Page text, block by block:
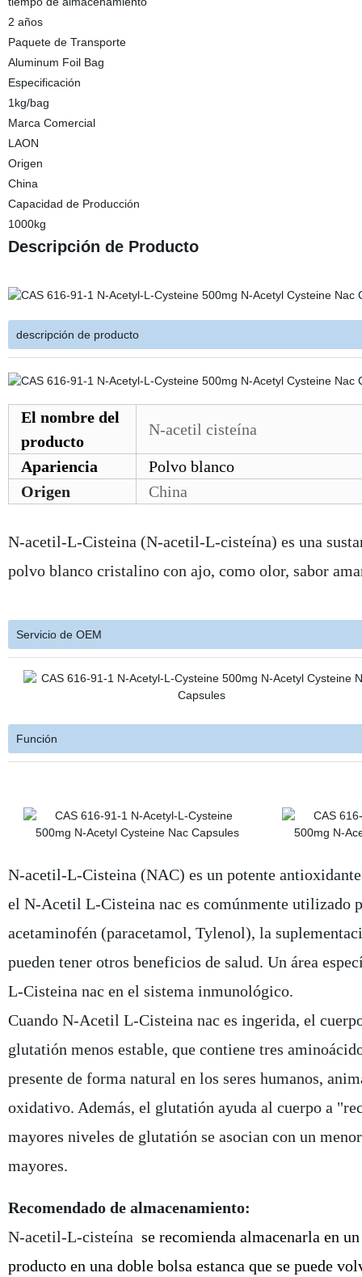
2 años
Paquete de Transporte
Aluminum Foil Bag
Especificación
1kg/bag
Marca Comercial
LAON
Origen
China
Capacidad de Producción
1000kg
Descripción de Producto
descripción de producto
El nombre del
producto
N-acetil cisteína
Apariencia
Polvo blanco
Origen
China
N-acetil-L-Cisteina (N-acetil-L-cisteína) es una
polvo blanco cristalino con ajo, como olor, sabor
Servicio de OEM
Función
N-acetil-L-Cisteina (NAC) es un potente
el N-Acetil L-Cisteina nac es comúnmente utilizado
acetaminofén (paracetamol, Tylenol), la
pueden tener otros beneficios de salud. Un área
L-Cisteina nac en el sistema inmunológico.
Cuando N-Acetil L-Cisteina nac es ingerida, el
glutatión menos estable, que contiene tres
presente de forma natural en los seres humanos,
oxidativo. Además, el glutatión ayuda al cuerpo a
mayores niveles de glutatión se asocian con un
mayores.
Recomendado de almacenamiento:
N-acetil-L-cisteína se recomienda almacenarla en
producto en una doble bolsa estanca que se puede